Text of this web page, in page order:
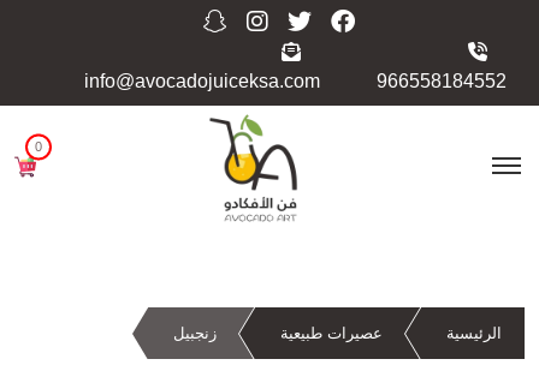
966558184552
info@avocadojuiceksa.com
0
الرئيسية عصيرات طبيعية زنجبيل